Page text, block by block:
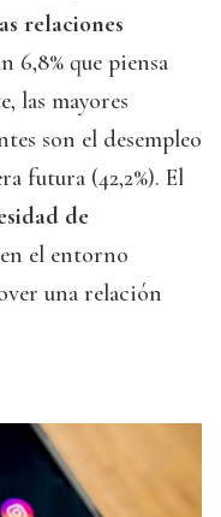
relaciones
6,8% que piensa
las mayores
son el desempleo
futura (42,2%). El
de
en el entorno
una relación